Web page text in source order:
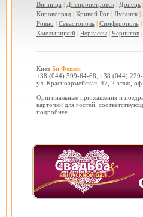
Винница | Днепропетровск| Донецк
Кировоград | Кривой Рог| Луганск|
Ровно | Севастополь| Симферополь|
Хмельницкий| Черкассы| Чернигов
Киев Би Фешен
+38 (044) 599-64-68, +38 (044)
ул. Красноармейская, 47, 2 этаж,
Оригинальные приглашения и
карточки для гостей,
подробнее...